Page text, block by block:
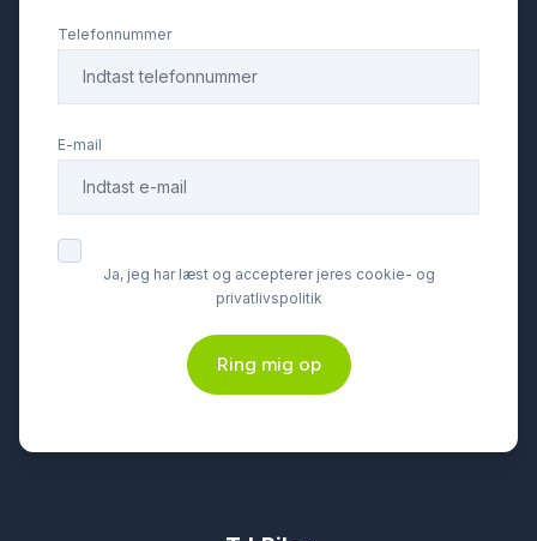
keyless go
kørecomputer
LED kørelys
multifunktionsrat
Telefonnummer
E-mail
Ja, jeg har læst og accepterer jeres cookie- og
privatlivspolitik
Ring mig op